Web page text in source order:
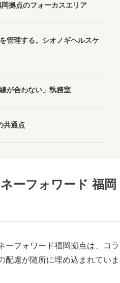
拠点のフォーカスエリア
管理する。シオノギヘルスケ
が合わない」執務室
共通点
ーフォワード 福岡
ーフォワード福岡拠点は、コラ
配慮が随所に埋め込まれていま